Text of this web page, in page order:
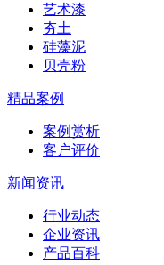
艺术漆
夯土
硅藻泥
贝壳粉
精品案例
案例赏析
客户评价
新闻资讯
行业动态
企业资讯
产品百科